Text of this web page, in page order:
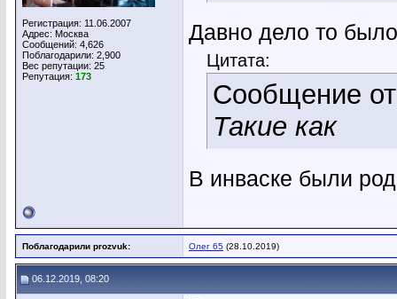
Регистрация: 11.06.2007
Адрес: Москва
Сообщений: 4,626
Поблагодарили: 2,900
Вес репутации: 25
Репутация: 173
Давно дело то
Цитата:
Сообщение
Такие как
В инваске были
Поблагодарили prozvuk: Олег 65 (28.10.2019)
06.12.2019, 08:20